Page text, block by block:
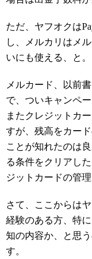
ただ、ヤフオクは
し、メルカリはメ
いにも使える、と。
メルカード、以前
で、ついキャンペ
またクレジットカ
すが、残高をカー
ことが知れたのは
る条件をクリアし
ジットカードの管
さて、ここからは
経験のある方、特
知の内容か、と思
す。